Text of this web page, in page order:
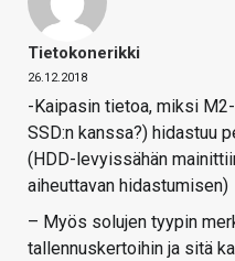
Tietokonerikki
26.12.2018
-Kaipasin tietoa, miksi
SSD:n kanssa?) hidastuu
(HDD-levyissähän
aiheuttavan hidastumisen)
– Myös solujen tyypin
tallennuskertoihin ja sitä